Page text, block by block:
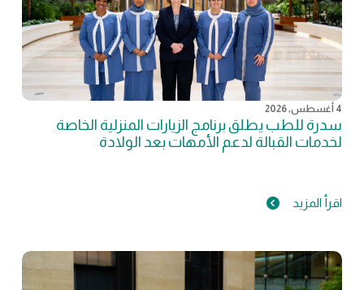
4 أغسطس, 2026
سدرة للطب يطلق برنامج الزيارات المنزلية الخاصة
لخدمات القبالة لدعم الأمهات بعد الولادة
اقرأ المزيد